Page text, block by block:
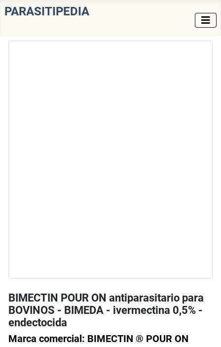
PARASITIPEDIA
BIMECTIN POUR ON antiparasitario para
BOVINOS - BIMEDA - ivermectina 0,5% -
endectocida
Marca comercial: BIMECTIN ® POUR ON